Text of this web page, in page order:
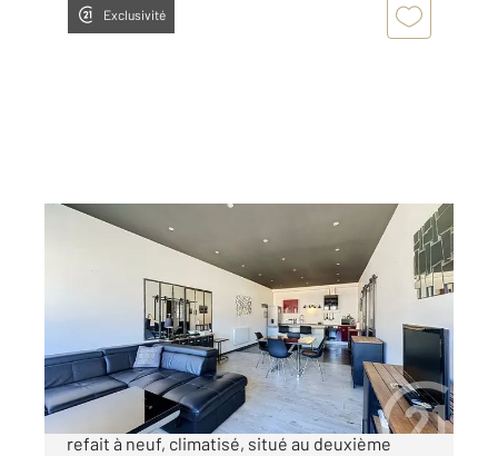
Exclusivité
PERIGUEUX 24
, 3 pièces
Ref : 21394
Appartement F3 à vendre
214 000 €
Appartement meublé de 85 m², entièrement
refait à neuf, climatisé, situé au deuxième